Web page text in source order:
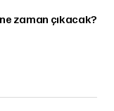
zaman çıkacak?